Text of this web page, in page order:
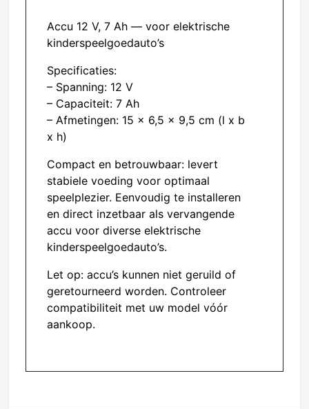
Accu 12 V, 7 Ah — voor elektrische
kinderspeelgoedauto’s
Specificaties:
– Spanning: 12 V
– Capaciteit: 7 Ah
– Afmetingen: 15 x 6,5 x 9,5 cm (l x b
x h)
Compact en betrouwbaar: levert
stabiele voeding voor optimaal
speelplezier. Eenvoudig te installeren
en direct inzetbaar als vervangende
accu voor diverse elektrische
kinderspeelgoedauto’s.
Let op: accu’s kunnen niet geruild of
geretourneerd worden. Controleer
compatibiliteit met uw model vóór
aankoop.